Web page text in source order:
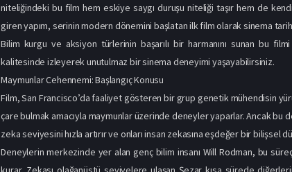
niteliğindeki bu film hem eskiye saygı duruşu niteliği taşır hem de
giren yapım, serinin modern dönemini başlatan ilk film olarak sinema
Bilim kurgu ve aksiyon türlerinin başarılı bir harmanını sunan bu
kalitesinde izleyerek unutulmaz bir sinema deneyimi yaşayabilirsiniz.
Maymunlar Cehennemi: Başlangıç Konusu
Film, San Francisco’da faaliyet gösteren bir grup genetik mühendisin
çare bulmak amacıyla maymunlar üzerinde deneyler yaparlar. Ancak
zeka seviyesini hızla artırır ve onları insan zekasına eşdeğer bir bilişsel
Deneylerin merkezinde yer alan genç bilim insanı Will Rodman, bu